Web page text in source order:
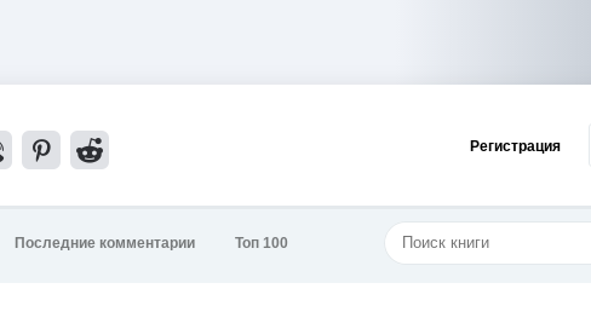
Регистрация
Последние комментарии Топ 100